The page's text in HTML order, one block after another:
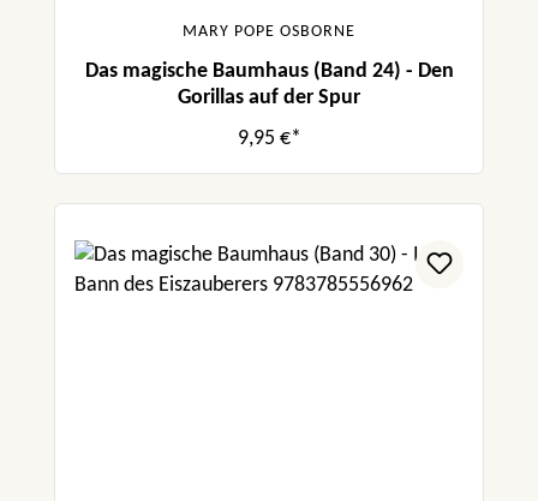
MARY POPE OSBORNE
Das magische Baumhaus (Band 24) - Den
Gorillas auf der Spur
9,95 €*